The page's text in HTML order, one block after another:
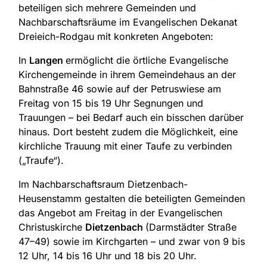
beteiligen sich mehrere Gemeinden und
Nachbarschaftsräume im Evangelischen Dekanat
Dreieich-Rodgau mit konkreten Angeboten:
In Langen ermöglicht die örtliche Evangelische
Kirchengemeinde in ihrem Gemeindehaus an der
Bahnstraße 46 sowie auf der Petruswiese am
Freitag von 15 bis 19 Uhr Segnungen und
Trauungen – bei Bedarf auch ein bisschen darüber
hinaus. Dort besteht zudem die Möglichkeit, eine
kirchliche Trauung mit einer Taufe zu verbinden
(„Traufe“).
Im Nachbarschaftsraum Dietzenbach-
Heusenstamm gestalten die beteiligten Gemeinden
das Angebot am Freitag in der Evangelischen
Christuskirche Dietzenbach (Darmstädter Straße
47–49) sowie im Kirchgarten – und zwar von 9 bis
12 Uhr, 14 bis 16 Uhr und 18 bis 20 Uhr.